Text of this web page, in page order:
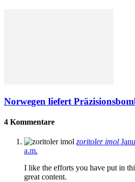
Norwegen liefert
4 Kommentare
zoritoler imol
a.m.
I like the efforts you have put in
great content.